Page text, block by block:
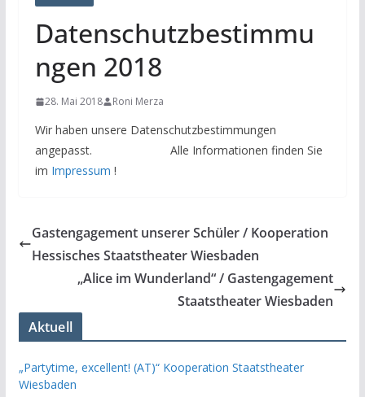
Datenschutzbestimmu
ngen 2018
28. Mai 2018 Roni Merza
Wir haben unsere Datenschutzbestimmungen
angepasst. Alle Informationen finden Sie
im Impressum !
Gastengagement unserer Schüler / Kooperation
Hessisches Staatstheater Wiesbaden
„Alice im Wunderland“ / Gastengagement
Staatstheater Wiesbaden
Aktuell
„Partytime, excellent! (AT)“ Kooperation Staatstheater
Wiesbaden